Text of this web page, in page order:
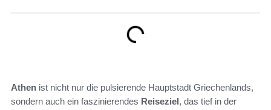
Athen ist nicht nur die pulsierende Hauptstadt Griechenlands,
sondern auch ein faszinierendes Reiseziel, das tief in der